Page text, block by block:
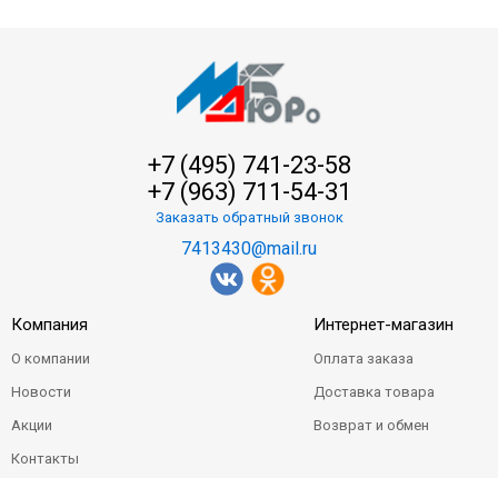
+7 (495) 741-23-58
+7 (963) 711-54-31
Заказать обратный звонок
7413430@mail.ru
Компания
О компании
Новости
Акции
Контакты
Интернет-магазин
Оплата заказа
Доставка товара
Возврат и обмен